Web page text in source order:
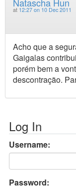
at 12:27 on 10 Dec 2011
Acho que a
Gaigalas
porém bem a
descontração.
Log In
Username:
Password: